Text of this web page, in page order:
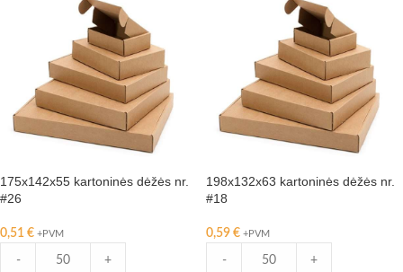
175x142x55 kartoninės dėžės nr.
#26
0,51 € +PVM
- +
198x132x63 kartoninės dėžės nr.
#18
0,59 € +PVM
- +